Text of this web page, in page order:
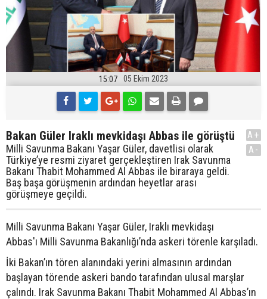
15:07 05 Ekim 2023
Bakan Güler Iraklı mevkidaşı Abbas ile görüştü
Milli Savunma Bakanı Yaşar Güler, davetlisi olarak
Türkiye’ye resmi ziyaret gerçekleştiren Irak Savunma
Bakanı Thabit Mohammed Al Abbas ile biraraya geldi.
Baş başa görüşmenin ardından heyetlar arası
görüşmeye geçildi.
A+
A-
Milli Savunma Bakanı Yaşar Güler, Iraklı mevkidaşı
Abbas'ı Milli Savunma Bakanlığı’nda askeri törenle karşıladı.
İki Bakan’ın tören alanındaki yerini almasının ardından
başlayan törende askeri bando tarafından ulusal marşlar
çalındı. Irak Savunma Bakanı Thabit Mohammed Al Abbas’ın